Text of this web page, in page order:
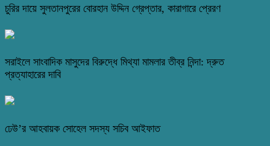
চুরির দায়ে সুলতানপুরের বোরহান উদ্দিন গ্রেপ্তার, কারাগারে প্রেরণ
সরাইলে সাংবাদিক মাসুদের বিরুদ্ধে মিথ্যা মামলার তীব্র নিন্দা: দ্রুত
প্রত্যাহারের দাবি
ঢেউ’র আহবায়ক সোহেল সদস্য সচিব আইফাত